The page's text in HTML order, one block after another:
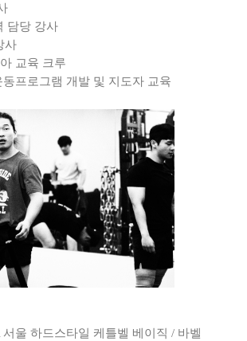
담당 강사
사
교육 크루
프로그램 개발 및 지도자 교육
서울 하드스타일 케틀벨 베이직 / 바벨